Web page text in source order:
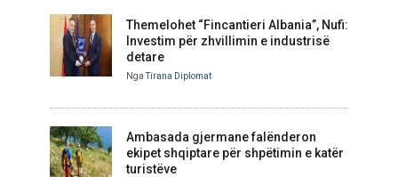
Themelohet “Fincantieri Albania”, Nufi:
Investim për zhvillimin e industrisë
detare
NgaTirana Diplomat
Ambasada gjermane falënderon
ekipet shqiptare për shpëtimin e katër
turistëve